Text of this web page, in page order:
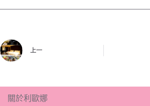
上一
關於利歐娜